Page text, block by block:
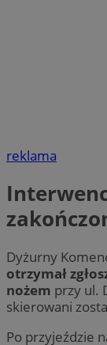
reklama
Dyżurny
otrzymał
nożem przy ul.
skierowani
Po przyjeździe